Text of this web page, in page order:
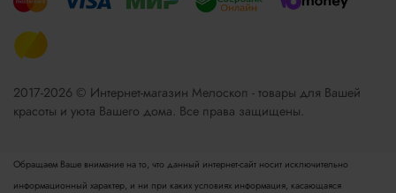
2017-2026 © Интернет-магазин Мелоскоп - товары для Вашей
красоты и уюта Вашего дома. Все права защищены.
Обращаем Ваше внимание на то, что данный интернет-сайт носит исключительно
информационный характер, и ни при каких условиях информация, касающаяся